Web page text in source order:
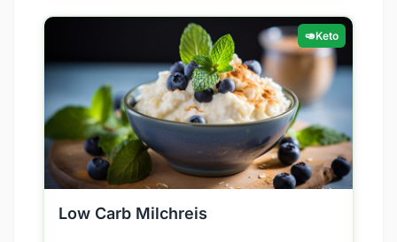
🥑Keto
Low Carb Milchreis